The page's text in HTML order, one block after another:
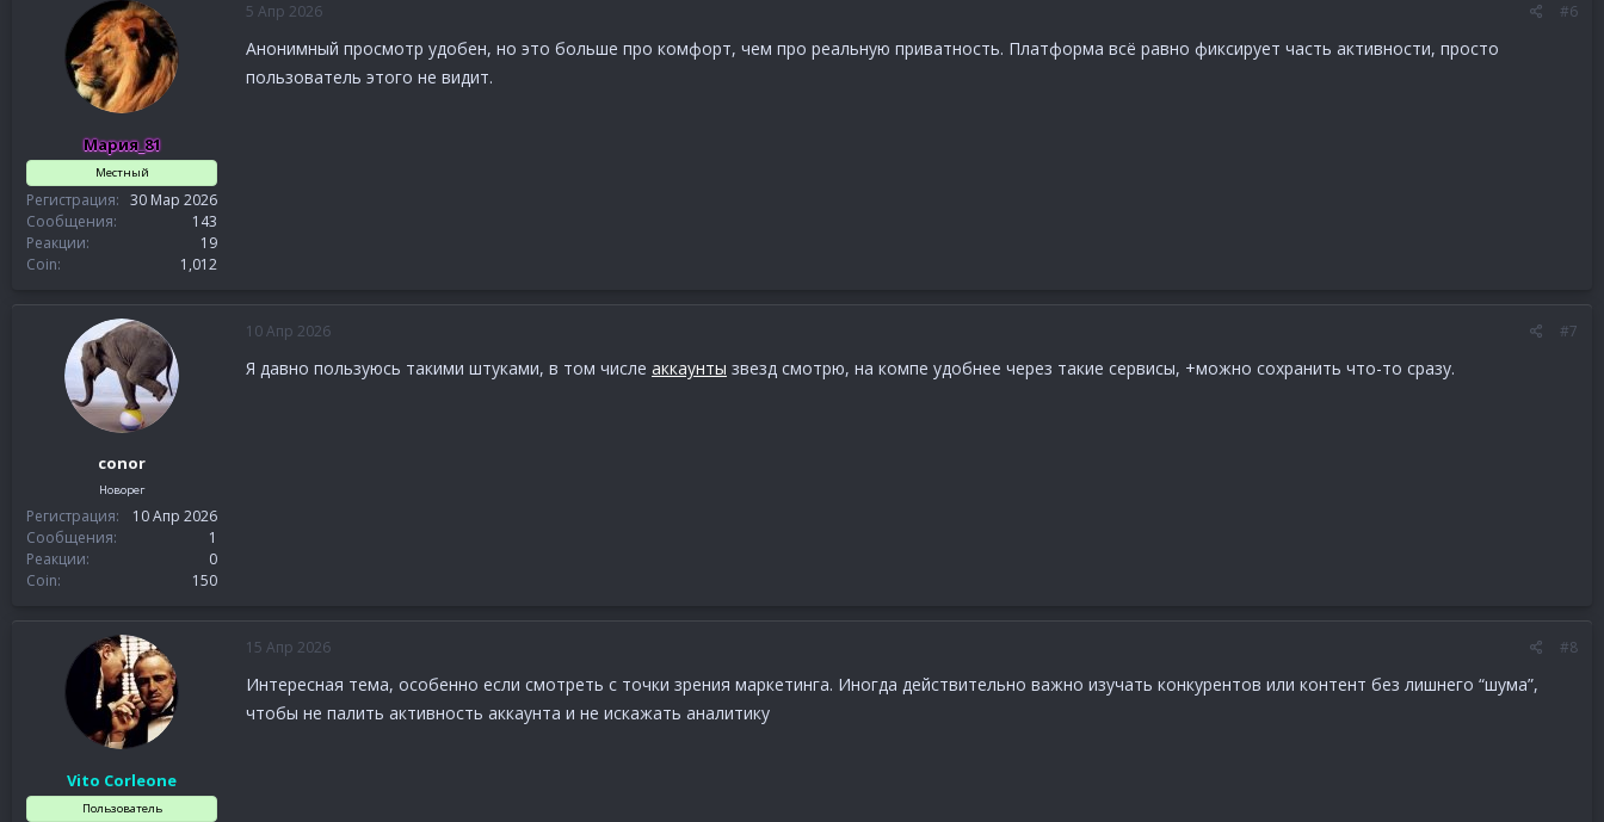
Мария_81
Местный
Регистрация
30 Мар 2026
Сообщения
143
Реакции
19
Coin
1,012
5 Апр 2026 #6
Анонимный просмотр удобен, но это больше про комфорт, чем про реальную приватность. Платформа всё равно фиксирует часть активности, просто
пользователь этого не видит.
conor
Новорег
Регистрация
10 Апр 2026
Сообщения
1
Реакции
0
Coin
150
10 Апр 2026 #7
Я давно пользуюсь такими штуками, в том числе аккаунты звезд смотрю, на компе удобнее через такие сервисы, +можно сохранить что-то сразу.
Vito Corleone
Пользователь
15 Апр 2026 #8
Интересная тема, особенно если смотреть с точки зрения маркетинга. Иногда действительно важно изучать конкурентов или контент без лишнего “шума”,
чтобы не палить активность аккаунта и не искажать аналитику